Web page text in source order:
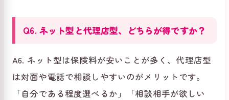
Q6. ネット型と代理店型、どちらが得ですか？
A6. ネット型は保険料が安いことが多く、代理店型
は対面や電話で相談しやすいのがメリットです。
「自分である程度選べるか」「相談相手が欲しい